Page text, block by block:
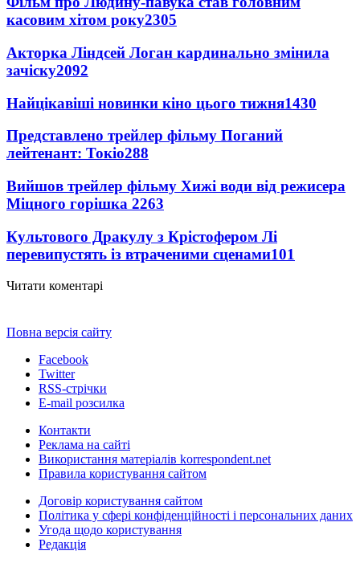
касовим хітом року2305
Акторка Ліндсей Логан кардинально змінила
зачіску2092
Найцікавіші новинки кіно цього тижня1430
Представлено трейлер фільму Поганий
лейтенант: Токіо288
Вийшов трейлер фільму Хижі води від режисера
Міцного горішка 2263
Культового Дракулу з Крістофером Лі
перевипустять із втраченими сценами101
Читати коментарі
Повна версія сайту
Facebook
Twitter
RSS-стрічки
E-mail розсилка
Контакти
Реклама на сайті
Використання матеріалів korrespondent.net
Правила користування сайтом
Договір користування сайтом
Політика у сфері конфіденційності і персональних даних
Угода щодо користування
Редакція